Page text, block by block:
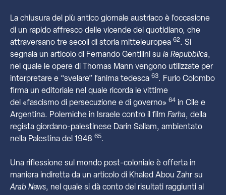
La chiusura del più antico giornale austriaco è l’occasione
di un rapido affresco delle vicende del quotidiano, che
attraversano tre secoli di storia mitteleuropea 62. Si
segnala un articolo di Fernando Gentilini su la Repubblica,
nel quale le opere di Thomas Mann vengono utilizzate per
interpretare e “svelare” l’anima tedesca 63. Furio Colombo
firma un editoriale nel quale ricorda le vittime
del «fascismo di persecuzione e di governo» 64 in Cile e
Argentina. Polemiche in Israele contro il film Farha, della
regista giordano-palestinese Darin Sallam, ambientato
nella Palestina del 1948 65.
Una riflessione sul mondo post-coloniale è offerta in
maniera indiretta da un articolo di Khaled Abou Zahr su
Arab News, nel quale si dà conto dei risultati raggiunti al